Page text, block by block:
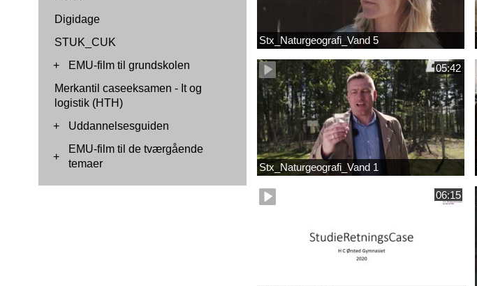
Digidage
STUK_CUK
+
EMU-film til grundskolen
Merkantil caseeksamen - It og
logistik (HTH)
+
Uddannelsesguiden
+
EMU-film til de tværgående
temaer
Stx_Naturgeografi_Vand 5
05:42
Stx_Naturgeografi_Vand 1
06:15